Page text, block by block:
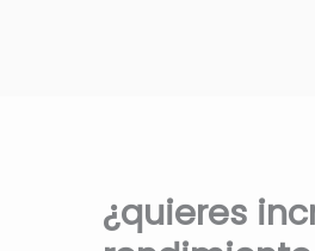
¿quieres